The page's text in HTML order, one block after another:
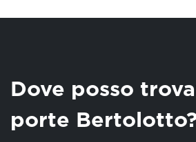
Dove posso
porte